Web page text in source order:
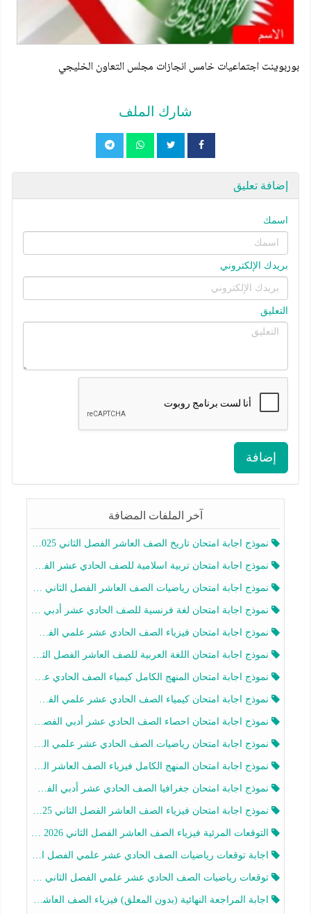
بوربوينت اجتماعيات خامس انجازات مجلس التعاون الخليجي
شارك الملف
إضافة تعليق
اسمك
بريدك الإلكتروني
التعليق
إضافة
آخر الملفات المضافة
نموذج اجابة امتحان تاريخ الصف العاشر الفصل الثاني 2025-2026
نموذج اجابة امتحان تربية اسلامية للصف الحادي عشر الفصل الثاني 2025-2026
نموذج اجابة امتحان رياضيات الصف العاشر الفصل الثاني 2025-2026
نموذج اجابة امتحان لغة فرنسية للصف الحادي عشر أدبي الفصل الثاني 2025-2026
نموذج اجابة امتحان فيزياء الصف الحادي عشر علمي الفصل الثاني 2025-2026
نموذج اجابة امتحان اللغة العربية للصف العاشر الفصل الثاني 2025-2026
نموذج اجابة امتحان المنهج الكامل كيمياء الصف الحادي عشر علمي الفصل الثاني 2025-2026
نموذج اجابة امتحان كيمياء الصف الحادي عشر علمي الفصل الثاني 2025-2026
نموذج اجابة امتحان احصاء الصف الحادي عشر أدبي الفصل الثاني 2025-2026
نموذج اجابة امتحان رياضيات الصف الحادي عشر علمي الفصل الثاني 2025-2026
نموذج اجابة امتحان المنهج الكامل فيزياء الصف العاشر الفصل الثاني 2025-2026
نموذج اجابة امتحان جغرافيا الصف الحادي عشر أدبي الفصل الثاني 2025-2026
نموذج اجابة امتحان فيزياء الصف العاشر الفصل الثاني 2025-2026
التوقعات المرئية فيزياء الصف العاشر الفصل الثاني 2026 أ هيثم الليثي
اجابة توقعات رياضيات الصف الحادي عشر علمي الفصل الثاني 2025-2026 أ عمرو فايز
توقعات رياضيات الصف الحادي عشر علمي الفصل الثاني 2025-2026 أ عمرو فايز
اجابة المراجعة النهائية (بدون المعلق) فيزياء الصف العاشر الفصل الثاني أ أحمد نبيه